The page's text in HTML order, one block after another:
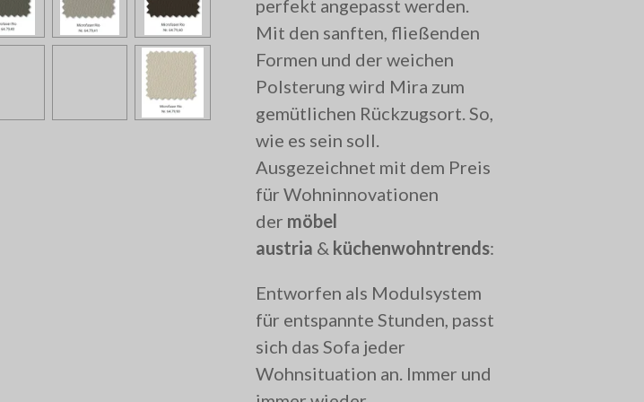
perfekt angepasst werden.
Mit den sanften, fließenden
Formen und der weichen
Polsterung wird Mira zum
gemütlichen Rückzugsort. So,
wie es sein soll.
Ausgezeichnet mit dem Preis
für Wohninnovationen
der möbel
austria & küchenwohntrends:
Entworfen als Modulsystem
für entspannte Stunden, passt
sich das Sofa jeder
Wohnsituation an. Immer und